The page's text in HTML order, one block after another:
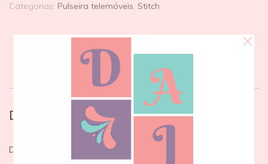
Categorias: Pulseira telemóveis, Stitch
Avaliações (0)
Descrição
Dimensões :